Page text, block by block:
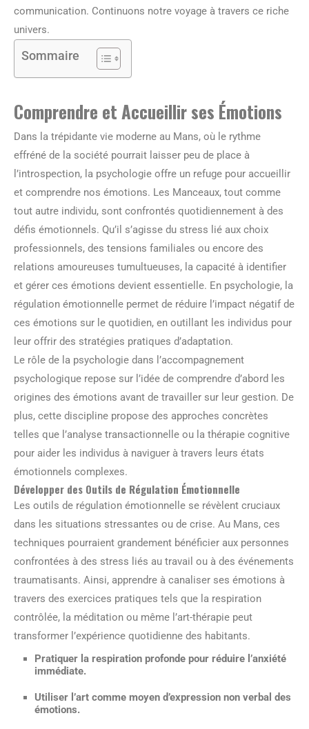
communication. Continuons notre voyage à travers ce riche
univers.
Sommaire
Comprendre et Accueillir ses Émotions
Dans la trépidante vie moderne au Mans, où le rythme
effréné de la société pourrait laisser peu de place à
l’introspection, la psychologie offre un refuge pour accueillir
et comprendre nos émotions. Les Manceaux, tout comme
tout autre individu, sont confrontés quotidiennement à des
défis émotionnels. Qu’il s’agisse du stress lié aux choix
professionnels, des tensions familiales ou encore des
relations amoureuses tumultueuses, la capacité à identifier
et gérer ces émotions devient essentielle. En psychologie, la
régulation émotionnelle permet de réduire l’impact négatif de
ces émotions sur le quotidien, en outillant les individus pour
leur offrir des stratégies pratiques d’adaptation.
Le rôle de la psychologie dans l’accompagnement
psychologique repose sur l’idée de comprendre d’abord les
origines des émotions avant de travailler sur leur gestion. De
plus, cette discipline propose des approches concrètes
telles que l’analyse transactionnelle ou la thérapie cognitive
pour aider les individus à naviguer à travers leurs états
émotionnels complexes.
Développer des Outils de Régulation Émotionnelle
Les outils de régulation émotionnelle se révèlent cruciaux
dans les situations stressantes ou de crise. Au Mans, ces
techniques pourraient grandement bénéficier aux personnes
confrontées à des stress liés au travail ou à des événements
traumatisants. Ainsi, apprendre à canaliser ses émotions à
travers des exercices pratiques tels que la respiration
contrôlée, la méditation ou même l’art-thérapie peut
transformer l’expérience quotidienne des habitants.
Pratiquer la respiration profonde pour réduire l’anxiété
immédiate.
Utiliser l’art comme moyen d’expression non verbal des
émotions.